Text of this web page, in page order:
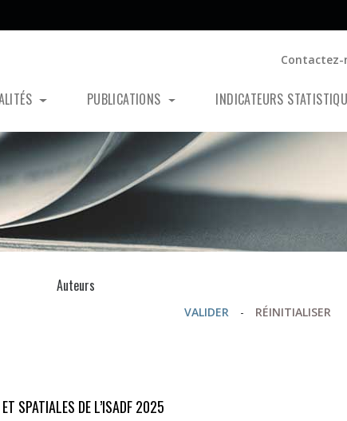
Contactez-
PUBLICATIONS INDICATEURS
Auteurs
VALIDER - RÉINITIALISER
SPATIALES DE L’ISADF 2025